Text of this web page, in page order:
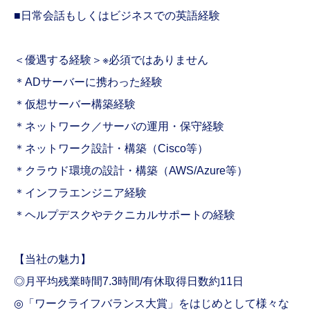
■日常会話もしくはビジネスでの英語経験
＜優遇する経験＞※必須ではありません
＊ADサーバーに携わった経験
＊仮想サーバー構築経験
＊ネットワーク／サーバの運用・保守経験
＊ネットワーク設計・構築（Cisco等）
＊クラウド環境の設計・構築（AWS/Azure等）
＊インフラエンジニア経験
＊ヘルプデスクやテクニカルサポートの経験
【当社の魅力】
◎月平均残業時間7.3時間/有休取得日数約11日
◎「ワークライフバランス大賞」をはじめとして様々な